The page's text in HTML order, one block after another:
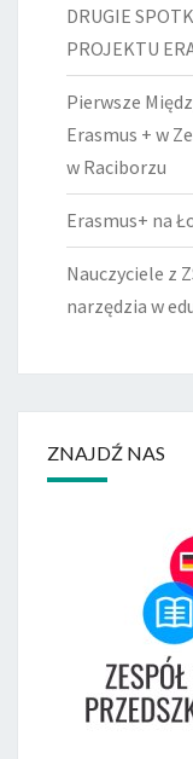
DRUGIE
PROJEKTU
Pierwsze
Erasmus + w
w Raciborzu
Erasmus+ na
Nauczyciele z
narzędzia w
ZNAJDŹ NAS